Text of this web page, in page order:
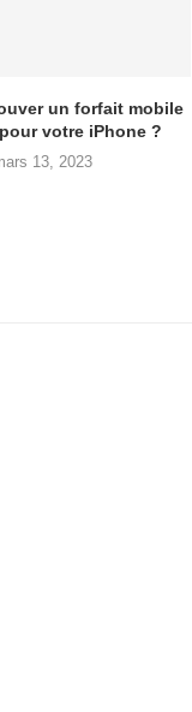
un forfait mobile
votre iPhone ?
13, 2023